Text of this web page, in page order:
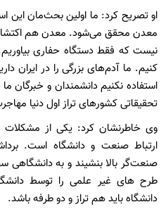
او تصریح کرد: ما اولین بحث‌مان این
معدن محقق می‌شود. معدن هم
نیست که فقط دستگاه حفاری
کنیم. ما آدم‌های بزرگی را در ایران
استفاده نکنیم دانشمندان و خبرگان
تحقیقاتی کشورهای تراز اول دنیا
وی خاطرنشان کرد: یکی از مشکلات
ارتباط صنعت و دانشگاه است.
صنعت‌گر بالا بنشیند و به
طرح های غیر علمی را توسط
دانشگاه باید هم تراز و دو طرفه باشد.